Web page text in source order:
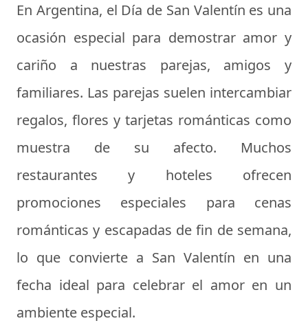
En Argentina, el Día de San Valentín es una
ocasión especial para demostrar amor y
cariño a nuestras parejas, amigos y
familiares. Las parejas suelen intercambiar
regalos, flores y tarjetas románticas como
muestra de su afecto. Muchos
restaurantes y hoteles ofrecen
promociones especiales para cenas
románticas y escapadas de fin de semana,
lo que convierte a San Valentín en una
fecha ideal para celebrar el amor en un
ambiente especial.